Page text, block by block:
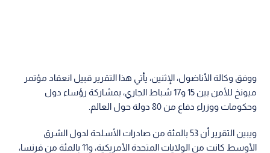
ووفق وكالة الأناضول، الإثنين، يأتي هذا التقرير قبيل انعقاد مؤتمر
ميونخ للأمن بين 15 و17 شباط الجاري، بمشاركة رؤساء دول
وحكومات ووزراء دفاع من 80 دولة حول العالم.
ويبين التقرير أن 53 بالمئة من صادرات الأسلحة لدول الشرق
الأوسط كانت من الولايات المتحدة الأمريكية، و11 بالمئة من فرنسا،